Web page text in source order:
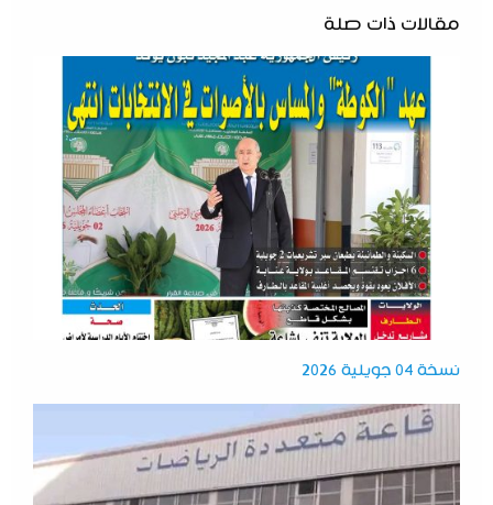
مقالات ذات صلة
نسخة 04 جويلية 2026